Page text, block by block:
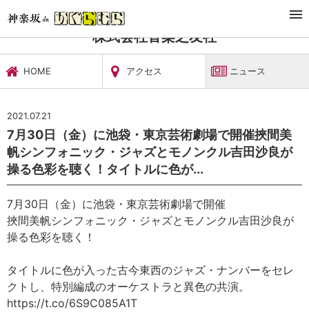
文化施設・ギャラリー
株式会社音楽之友社
HOME アクセス ニュース
2021.07.21
7月30日（金）に池袋・東京芸術劇場で開催挾間美
帆シンフォニック・ジャズとモノンクル吉田沙良が
操る色彩を聴く！タイトルに色が...
7月30日（金）に池袋・東京芸術劇場で開催
挾間美帆シンフォニック・ジャズとモノンクル吉田沙良が
操る色彩を聴く！
タイトルに色が入った古今東西のジャズ・ナンバーをセレ
クトし、特別編成のオーケストラと異色の共演。
https://t.co/6S9C085A1T